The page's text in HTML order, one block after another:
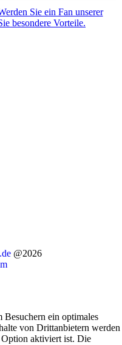
Sie ein Fan unserer
besondere Vorteile.
@2026
Besuchern ein optimales
von Drittanbietern werden
Option aktiviert ist. Die